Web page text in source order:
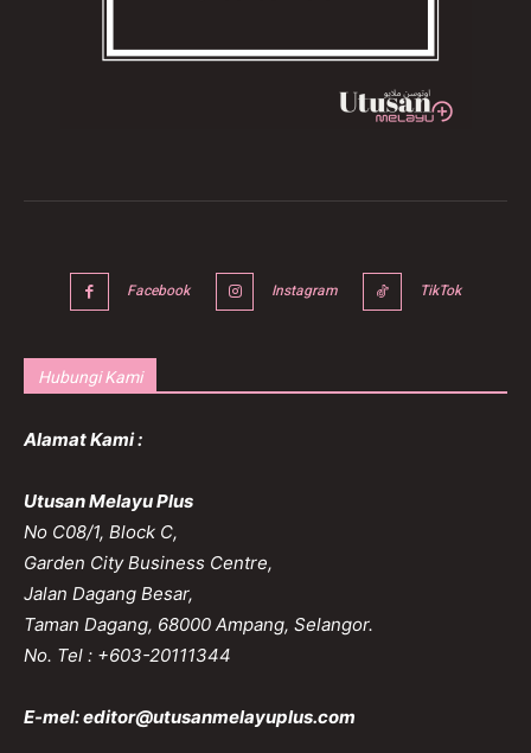
Facebook Instagram TikTok
Hubungi Kami
Alamat Kami :
Utusan Melayu Plus
No C08/1, Block C,
Garden City Business Centre,
Jalan Dagang Besar,
Taman Dagang, 68000 Ampang, Selangor.
No. Tel : +603-20111344
E-mel:editor@utusanmelayuplus.com